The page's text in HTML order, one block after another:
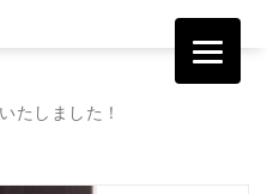
たしました！